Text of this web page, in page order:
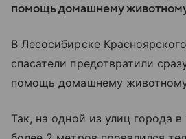
помощь домашнему
В Лесосибирске
спасатели предотвратили
помощь домашнему
Так, на одной из улиц города